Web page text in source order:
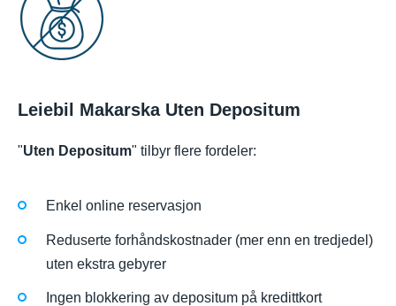
Leiebil Makarska Uten Depositum
"Uten Depositum" tilbyr flere fordeler:
Enkel online reservasjon
Reduserte forhåndskostnader (mer enn en tredjedel)
uten ekstra gebyrer
Ingen blokkering av depositum på kredittkort